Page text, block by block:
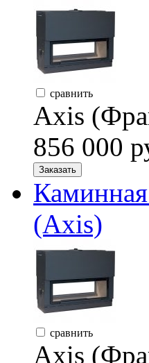
сравнить
Axis
856 000
Заказать
(Axis)
сравнить
Axis